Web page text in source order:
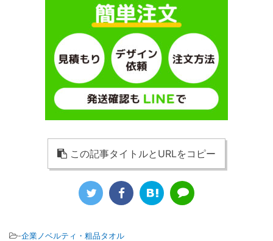
この記事タイトルとURLをコピー
-企業ノベルティ・粗品タオル